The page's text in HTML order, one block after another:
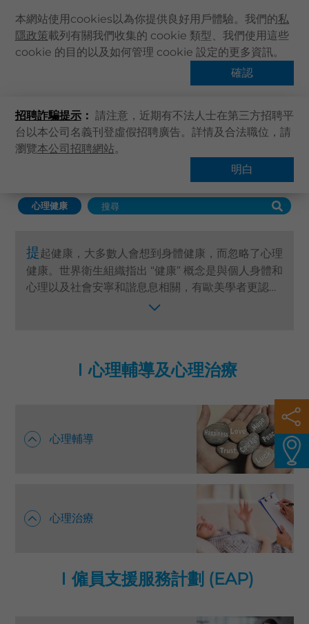
本網站使用cookies以為你提供良好用戶體驗。我們的私
隱政策載列有關我們收集的 cookie 類型、我們使用這些
cookie 的目的以及如何管理 cookie 設定的更多資訊。
確認
招聘詐騙提示： 請注意，近期有不法人士在第三方招聘平
台以本公司名義刊登虛假招聘廣告。詳情及合法職位，請
瀏覽本公司招聘網站。
明白
主頁
卓健服務
卓健手機App
最新資訊
搜尋醫療服務
登記 / 登入
主頁 卓健服務 心理健康
心理健康
提起健康，大多數人會想到身體健康，而忽略了心理
健康。世界衛生組織指出 “健康” 概念是與個人身體和
心理以及社會安寧和諧息息相關，有歐美學者更認為
“健康” 是應包含五大元素，生理、心理、情緒、心靈
心理輔導及心理治療​​​
心理輔導
心理治療
僱員支援服務計劃 (EAP)